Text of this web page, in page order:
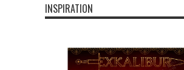
INSPIRATION